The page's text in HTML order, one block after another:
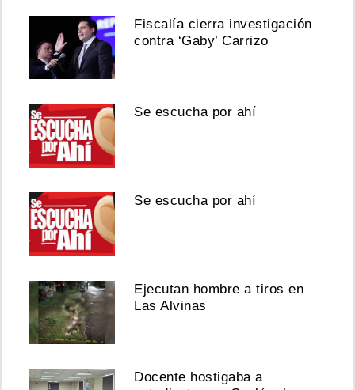
Fiscalía cierra investigación
contra ‘Gaby’ Carrizo
Se escucha por ahí
Se escucha por ahí
Ejecutan hombre a tiros en
Las Alvinas
Docente hostigaba a